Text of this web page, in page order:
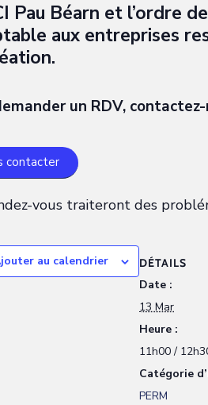
Pau Béarn et l’ordre
aux entreprises
un RDV,
contacter
vous traiteront des
au calendrier DÉTAILS
Date :
13 Mar
Heure :
11h00 /
Catégorie
PERM